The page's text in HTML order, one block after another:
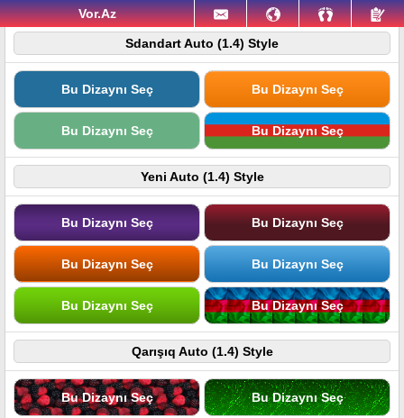
Vor.Az
Sdandart Auto (1.4) Style
Bu Dizaynı Seç Bu Dizaynı Seç
Bu Dizaynı Seç Bu Dizaynı Seç
Yeni Auto (1.4) Style
Bu Dizaynı Seç Bu Dizaynı Seç
Bu Dizaynı Seç Bu Dizaynı Seç
Bu Dizaynı Seç Bu Dizaynı Seç
Qarışıq Auto (1.4) Style
Bu Dizaynı Seç Bu Dizaynı Seç